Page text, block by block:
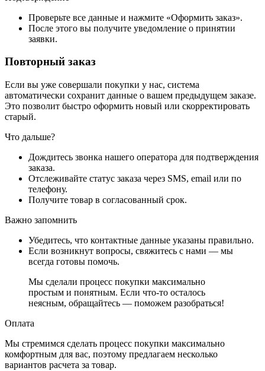
Проверьте все данные и нажмите «Оформить заказ».
После этого вы получите уведомление о принятии
заявки.
Повторный заказ
Если вы уже совершали покупки у нас, система
автоматически сохранит данные о вашем предыдущем заказе.
Это позволит быстро оформить новый или скорректировать
старый.
Что дальше?
Дождитесь звонка нашего оператора для подтверждения
заказа.
Отслеживайте статус заказа через SMS, email или по
телефону.
Получите товар в согласованный срок.
Важно запомнить
Убедитесь, что контактные данные указаны правильно.
Если возникнут вопросы, свяжитесь с нами — мы
всегда готовы помочь.
Мы сделали процесс покупки максимально
простым и понятным. Если что-то осталось
неясным, обращайтесь — поможем разобраться!
Оплата
Мы стремимся сделать процесс покупки максимально
комфортным для вас, поэтому предлагаем несколько
вариантов расчета за товар.